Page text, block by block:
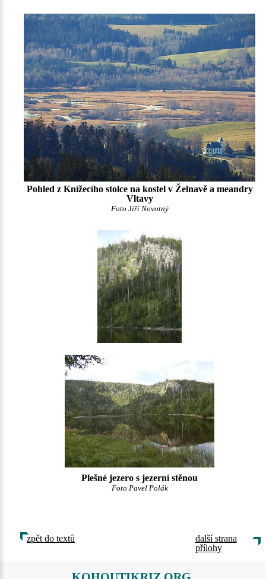
Pohled z Knížecího stolce na kostel v Želnavě a meandry
Vltavy
Foto Jiří Novotný
Plešné jezero s jezerní stěnou
Foto Pavel Polák
zpět do textů
další strana
přílohy